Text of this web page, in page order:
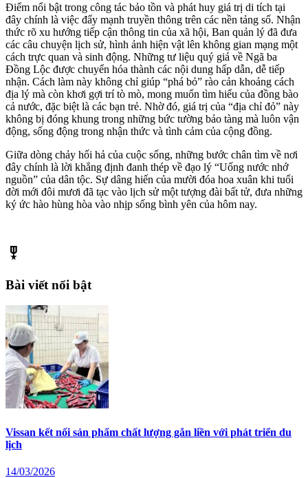
Điểm nổi bật trong công tác bảo tồn và phát huy giá trị di tích tại
đây chính là việc đẩy mạnh truyền thông trên các nền tảng số. Nhận
thức rõ xu hướng tiếp cận thông tin của xã hội, Ban quản lý đã đưa
các câu chuyện lịch sử, hình ảnh hiện vật lên không gian mạng một
cách trực quan và sinh động. Những tư liệu quý giá về Ngã ba
Đồng Lộc được chuyển hóa thành các nội dung hấp dẫn, dễ tiếp
nhận. Cách làm này không chỉ giúp “phá bỏ” rào cản khoảng cách
địa lý mà còn khơi gợi trí tò mò, mong muốn tìm hiểu của đồng bào
cả nước, đặc biệt là các bạn trẻ. Nhờ đó, giá trị của “địa chỉ đỏ” này
không bị đóng khung trong những bức tường bảo tàng mà luôn vận
động, sống động trong nhận thức và tình cảm của cộng đồng.
Giữa dòng chảy hối hả của cuộc sống, những bước chân tìm về nơi
đây chính là lời khẳng định đanh thép về đạo lý “Uống nước nhớ
nguồn” của dân tộc. Sự dâng hiến của mười đóa hoa xuân khi tuổi
đời mới đôi mươi đã tạc vào lịch sử một tượng đài bất tử, đưa những
ký ức hào hùng hòa vào nhịp sống bình yên của hôm nay.
military_tech
Bài viết nổi bật
Vissan kết nối sản phẩm chất lượng gắn liền với phát triển du
lịch
14/03/2026